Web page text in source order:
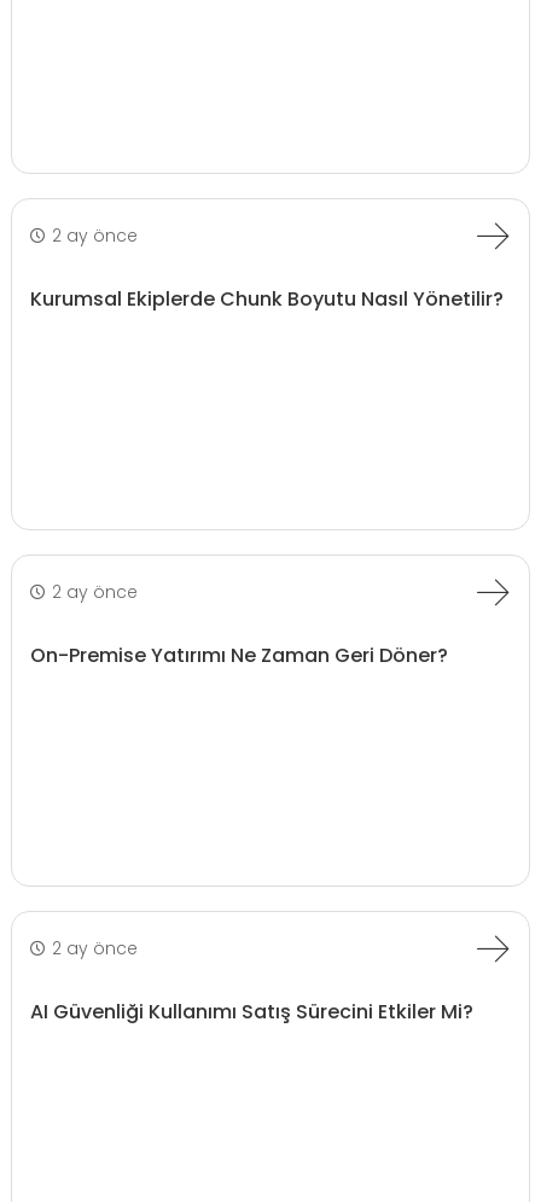
2 ay önce
Kurumsal Ekiplerde Chunk Boyutu Nasıl Yönetilir?
2 ay önce
On-Premise Yatırımı Ne Zaman Geri Döner?
2 ay önce
AI Güvenliği Kullanımı Satış Sürecini Etkiler Mi?